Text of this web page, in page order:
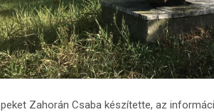
Zahorán Csaba készítette, az